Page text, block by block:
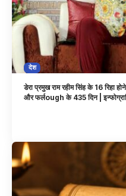
देश
डेरा प्रमुख राम रहीम सिंह के 16 रिहा
और फर्लough के 435 दिन |